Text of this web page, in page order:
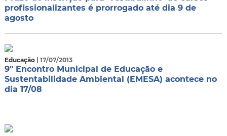
profissionalizantes é prorrogado até dia 9 de
agosto
Educação | 17/07/2013
9º Encontro Municipal de Educação e
Sustentabilidade Ambiental (EMESA) acontece no
dia 17/08